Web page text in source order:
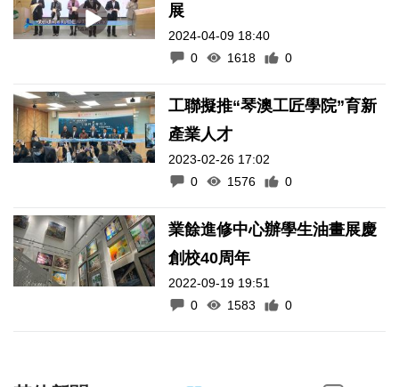
展
2024-04-09 18:40
0
1618 0
工聯擬推“琴澳工匠學院”育新
產業人才
2023-02-26 17:02
0
1576 0
業餘進修中心辦學生油畫展慶
創校40周年
2022-09-19 19:51
0
1583 0